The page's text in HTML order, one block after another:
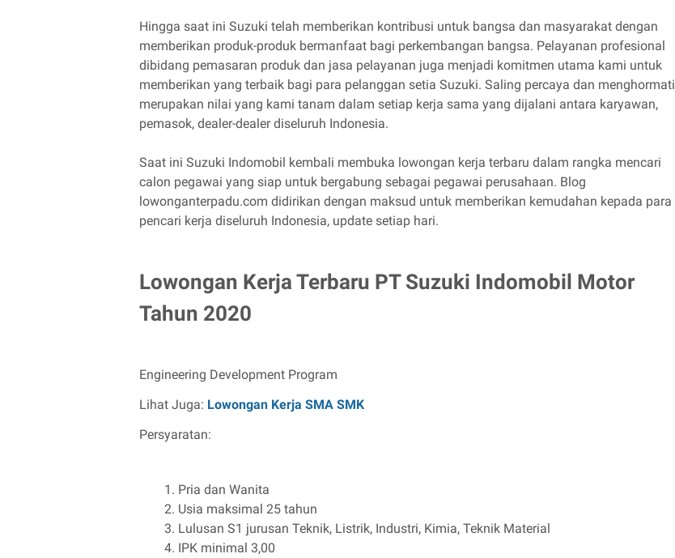
Hingga saat ini Suzuki telah memberikan kontribusi untuk bangsa dan masyarakat dengan
memberikan produk-produk bermanfaat bagi perkembangan bangsa. Pelayanan profesional
dibidang pemasaran produk dan jasa pelayanan juga menjadi komitmen utama kami untuk
memberikan yang terbaik bagi para pelanggan setia Suzuki. Saling percaya dan menghormati
merupakan nilai yang kami tanam dalam setiap kerja sama yang dijalani antara karyawan,
pemasok, dealer-dealer diseluruh Indonesia.
Saat ini Suzuki Indomobil kembali membuka lowongan kerja terbaru dalam rangka mencari
calon pegawai yang siap untuk bergabung sebagai pegawai perusahaan. Blog
lowonganterpadu.com didirikan dengan maksud untuk memberikan kemudahan kepada para
pencari kerja diseluruh Indonesia, update setiap hari.
Lowongan Kerja Terbaru PT Suzuki Indomobil Motor
Tahun 2020
Engineering Development Program
Lihat Juga: Lowongan Kerja SMA SMK
Persyaratan:
Pria dan Wanita
Usia maksimal 25 tahun
Lulusan S1 jurusan Teknik, Listrik, Industri, Kimia, Teknik Material
IPK minimal 3,00